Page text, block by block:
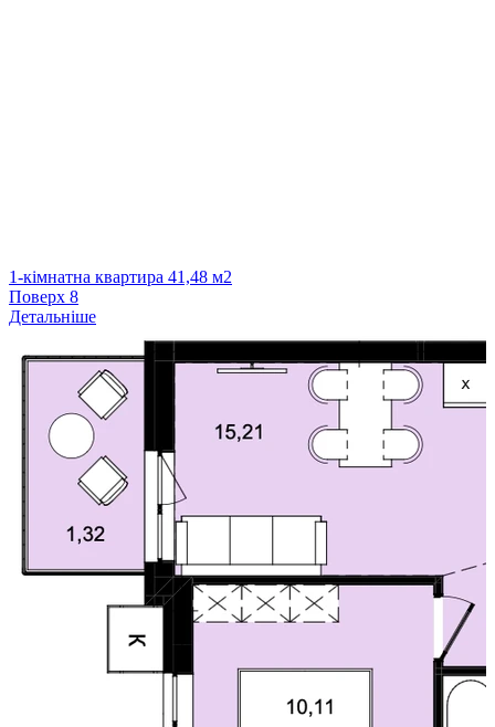
1-кімнатна квартира 41,48 м2
Поверх 8
Детальніше